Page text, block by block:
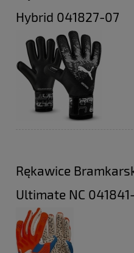
Hybrid 041827-07
Rękawice
Ultimate NC